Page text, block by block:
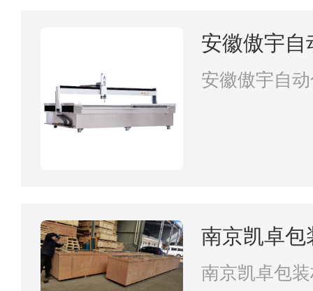
安徽傲宇
公司
安徽傲宇自
南京凯卓包
南京凯卓包